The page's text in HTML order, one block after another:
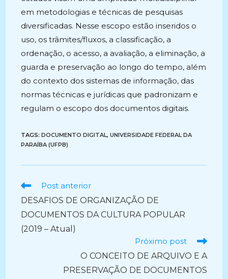
em metodologias e técnicas de pesquisas
diversificadas. Nesse escopo estão inseridos o
uso, os trâmites/fluxos, a classificação, a
ordenação, o acesso, a avaliação, a eliminação, a
guarda e preservação ao longo do tempo, além
do contexto dos sistemas de informação, das
normas técnicas e jurídicas que padronizam e
regulam o escopo dos documentos digitais.
TAGS:DOCUMENTO DIGITAL, UNIVERSIDADE FEDERAL DA
PARAÍBA (UFPB)
Ler
artigos
Post anterior
DESAFIOS DE ORGANIZAÇÃO DE
DOCUMENTOS DA CULTURA POPULAR
(2019 – Atual)
Próximo post
O CONCEITO DE ARQUIVO E A
PRESERVAÇÃO DE DOCUMENTOS